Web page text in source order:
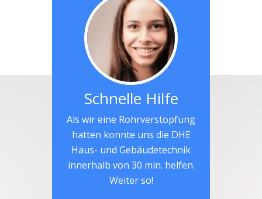
Schnelle Hilfe
Als wir eine Rohrverstopfung
hatten konnte uns die DHE
Haus- und Gebäudetechnik
innerhalb von 30 min. helfen.
Weiter so!